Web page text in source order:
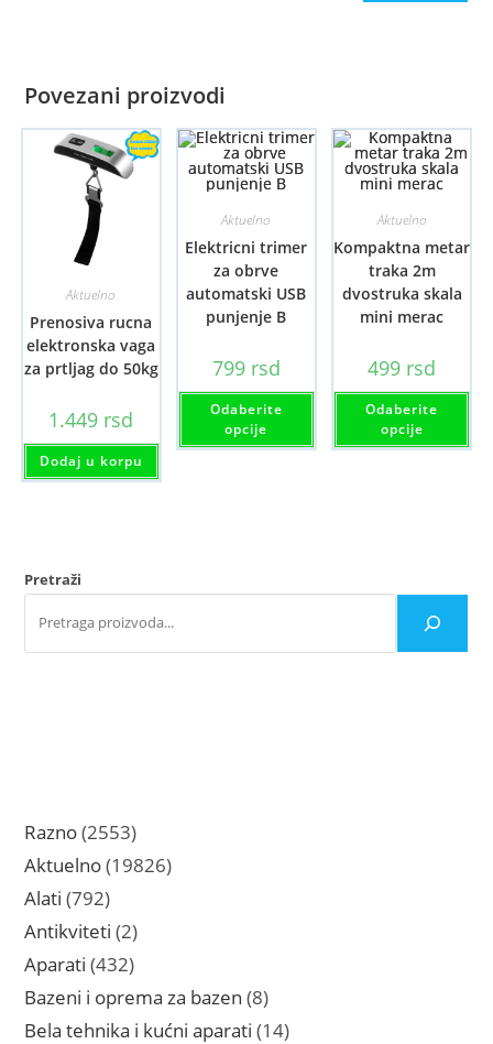
Povezani proizvodi
Aktuelno
Prenosiva rucna
elektronska vaga
za prtljag do 50kg
1.449 rsd
Dodaj u korpu
Aktuelno
Elektricni trimer
za obrve
automatski USB
punjenje B
799 rsd
Odaberite
opcije
Ovaj
proizvod
više
Aktuelno
Kompaktna metar
traka 2m
dvostruka skala
mini merac
499 rsd
Odaberite
opcije
Pretraži
Razno 25532553
proizvoda
Aktuelno 1982619826
Alati 792792
proizvoda
Antikviteti 22
proizvoda
Aparati 432432
proizvoda
Bazeni i oprema za bazen 88
proizvoda
Bela tehnika i kućni aparati 1414